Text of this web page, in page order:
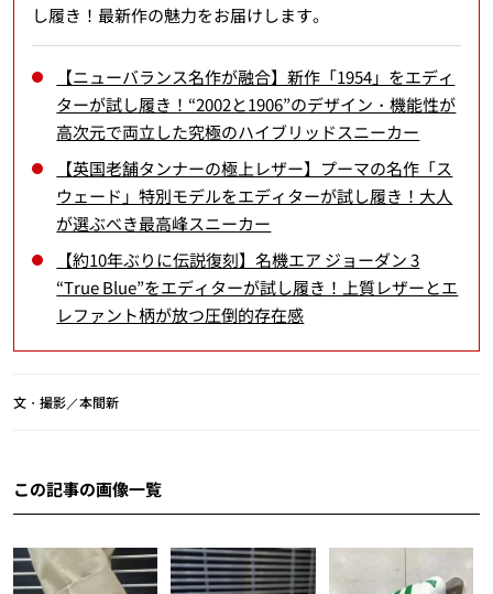
し履き！最新作の魅力をお届けします。
【ニューバランス名作が融合】新作「1954」をエディ
ターが試し履き！“2002と1906”のデザイン・機能性が
高次元で両立した究極のハイブリッドスニーカー
【英国老舗タンナーの極上レザー】プーマの名作「ス
ウェード」特別モデルをエディターが試し履き！大人
が選ぶべき最高峰スニーカー
【約10年ぶりに伝説復刻】名機エア ジョーダン 3
“True Blue”をエディターが試し履き！上質レザーとエ
レファント柄が放つ圧倒的存在感
文・撮影／本間新
この記事の画像一覧